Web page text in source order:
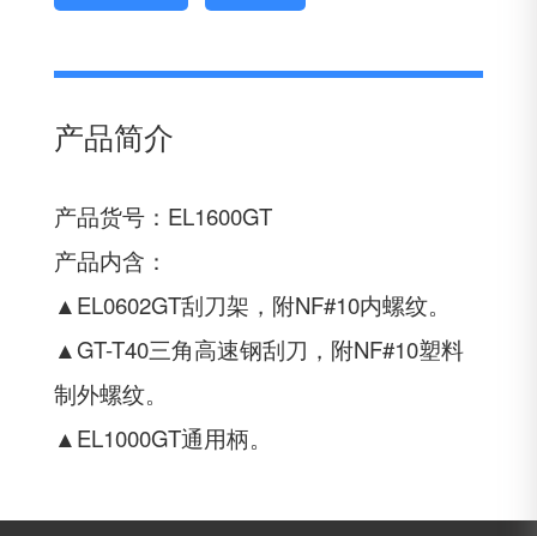
产品简介
产品货号：EL1600GT
产品内含：
▲EL0602GT刮刀架，附NF#10内螺纹。
▲GT-T40三角高速钢刮刀，附NF#10塑料
制外螺纹。
▲EL1000GT通用柄。